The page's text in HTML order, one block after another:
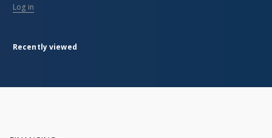
Log in
Recently viewed